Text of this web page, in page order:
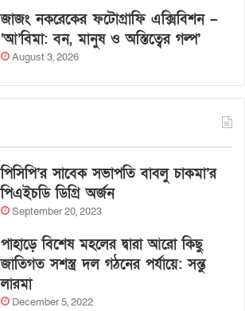
জাজং নকরেকের ফটোগ্রাফি এক্সিবিশন –
‘আ’বিমা: বন, মানুষ ও অস্তিত্বের গল্প’
August 3, 2026
পিসিপি’র সাবেক সভাপতি বাবলু চাকমা’র
পিএইচডি ডিগ্রি অর্জন
September 20, 2023
পাহাড়ে বিশেষ মহলের দ্বারা আরো কিছু
জাতিগত সশস্ত্র দল গঠনের পর্যায়ে: সন্তু
লারমা
December 5, 2022